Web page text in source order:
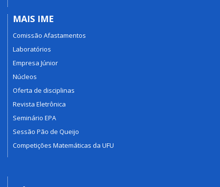
MAIS IME
Comissão Afastamentos
Laboratórios
Empresa Júnior
Núcleos
Oferta de disciplinas
Revista Eletrônica
Seminário EPA
Sessão Pão de Queijo
Competições Matemáticas da UFU